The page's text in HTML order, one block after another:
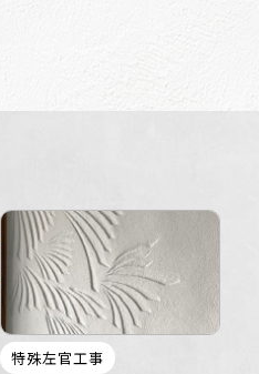
特殊左官工事